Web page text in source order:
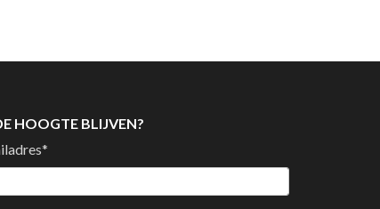
HOOGTE BLIJVEN?
*